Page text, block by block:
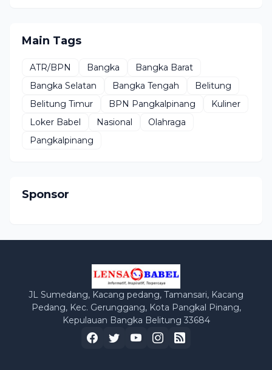
Main Tags
ATR/BPN Bangka
Bangka Barat
Bangka Selatan
Bangka Tengah
Belitung
Belitung Timur
BPN Pangkalpinang
Kuliner
Loker Babel
Nasional
Olahraga
Pangkalpinang
Sponsor
JL Sumedang, Kacang pedang, Tamansari, Kacang
Pedang, Kec. Gerunggang, Kota Pangkal Pinang,
Kepulauan Bangka Belitung 33684